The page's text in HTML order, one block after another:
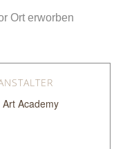
Ort erworben
Art Academy